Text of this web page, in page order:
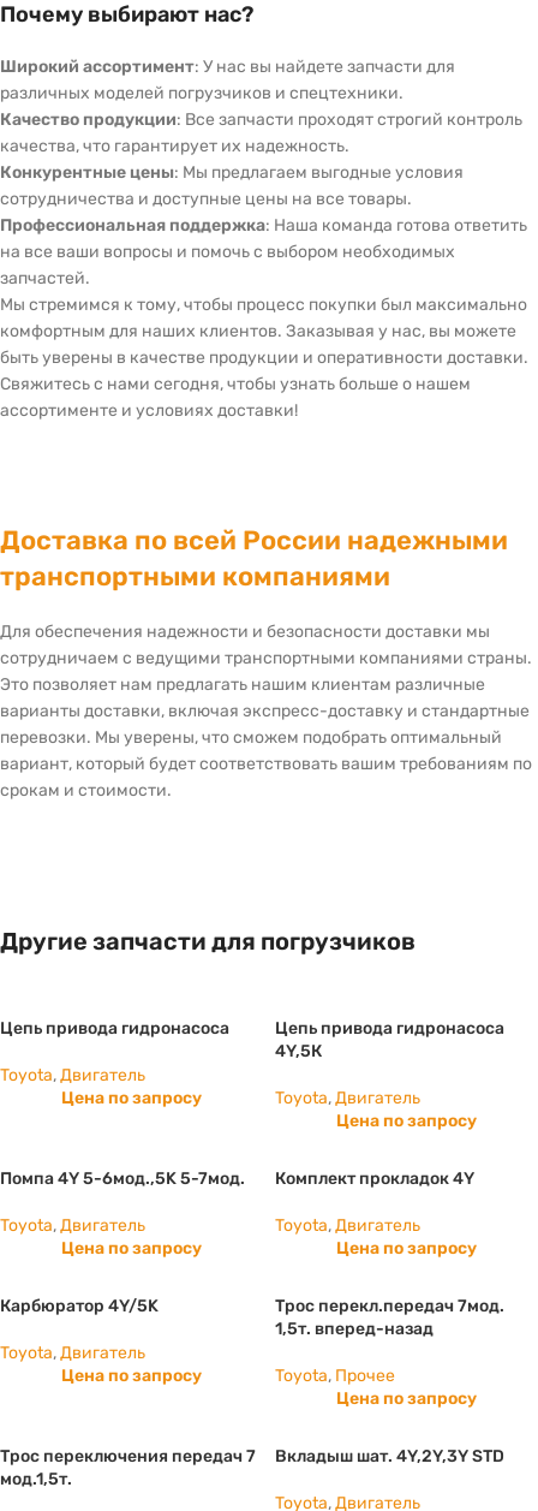
Почему выбирают нас?
Широкий ассортимент: У нас вы найдете запчасти для
различных моделей погрузчиков и спецтехники.
Качество продукции: Все запчасти проходят строгий контроль
качества, что гарантирует их надежность.
Конкурентные цены: Мы предлагаем выгодные условия
сотрудничества и доступные цены на все товары.
Профессиональная поддержка: Наша команда готова ответить
на все ваши вопросы и помочь с выбором необходимых
запчастей.
Мы стремимся к тому, чтобы процесс покупки был максимально
комфортным для наших клиентов. Заказывая у нас, вы можете
быть уверены в качестве продукции и оперативности доставки.
Свяжитесь с нами сегодня, чтобы узнать больше о нашем
ассортименте и условиях доставки!
Доставка по всей России надежными
транспортными компаниями
Для обеспечения надежности и безопасности доставки мы
сотрудничаем с ведущими транспортными компаниями страны.
Это позволяет нам предлагать нашим клиентам различные
варианты доставки, включая экспресс-доставку и стандартные
перевозки. Мы уверены, что сможем подобрать оптимальный
вариант, который будет соответствовать вашим требованиям по
срокам и стоимости.
Другие запчасти для погрузчиков
Цепь привода гидронасоса
Toyota,Двигатель
Цена по запросу
Цепь привода гидронасоса
4Y,5К
Toyota,Двигатель
Цена по запросу
Помпа 4Y 5-6мод.,5K 5-7мод.
Toyota,Двигатель
Цена по запросу
Комплект прокладок 4Y
Toyota,Двигатель
Цена по запросу
Карбюратор 4Y/5K
Toyota,Двигатель
Цена по запросу
Трос перекл.передач 7мод.
1,5т. вперед-назад
Toyota, Прочее
Цена по запросу
Трос переключения передач 7
мод.1,5т.
Вкладыш шат. 4Y,2Y,3Y STD
Toyota,Двигатель